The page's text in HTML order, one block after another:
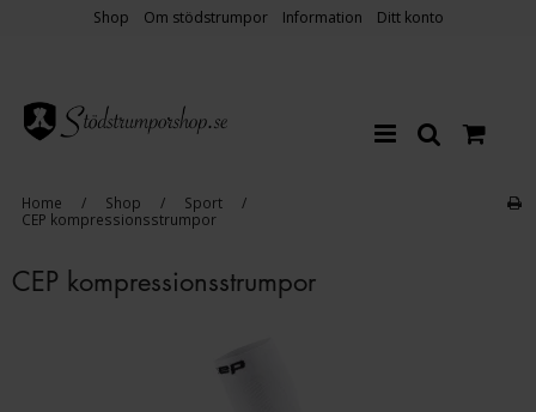
Shop Om stödstrumpor Information Ditt konto
Home / Shop / Sport
/
CEP kompressionsstrumpor
CEP kompressionsstrumpor